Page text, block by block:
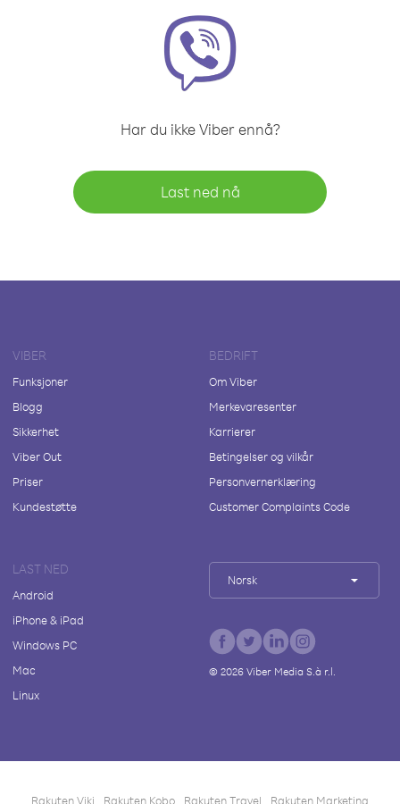
Har du ikke Viber ennå?
Last ned nå
VIBER
Funksjoner
Blogg
Sikkerhet
Viber Out
Priser
Kundestøtte
BEDRIFT
Om Viber
Merkevaresenter
Karrierer
Betingelser og vilkår
Personvernerklæring
Customer Complaints Code
LAST NED
Android
iPhone & iPad
Windows PC
Mac
Linux
Norsk
© 2026Viber Media S.à r.l.
Rakuten Viki Rakuten Kobo Rakuten Travel Rakuten Marketing